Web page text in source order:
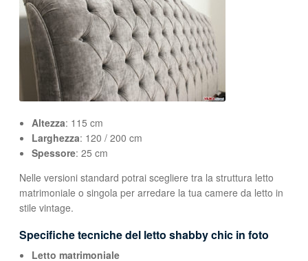
Altezza: 115 cm
Larghezza: 120 / 200 cm
Spessore: 25 cm
Nelle versioni standard potrai scegliere tra la struttura letto
matrimoniale o singola per arredare la tua camere da letto in
stile vintage.
Specifiche tecniche del letto shabby chic in foto
Letto matrimoniale